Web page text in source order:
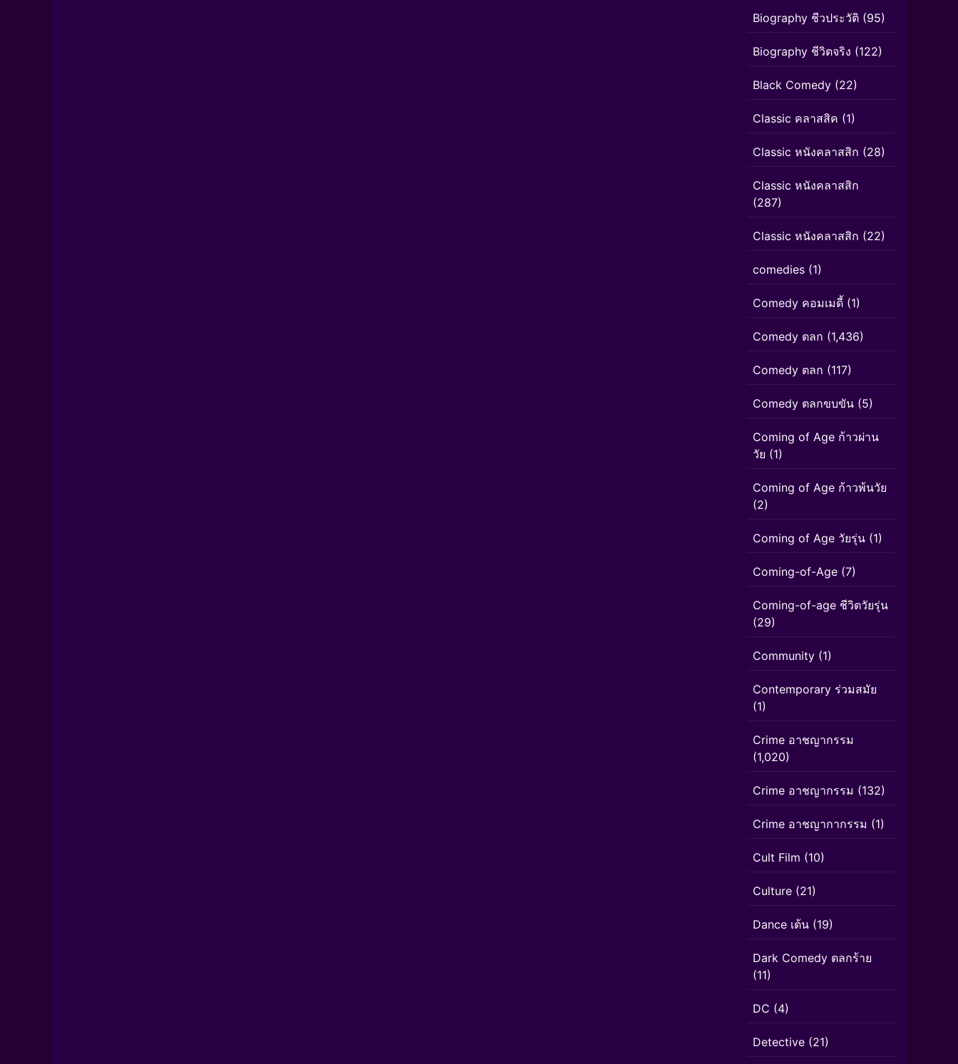
Biography ชีวประวัติ (95)
Biography ชีวิตจริง (122)
Black Comedy (22)
Classic คลาสสิค (1)
Classic หนังคลาสสิก (28)
Classic หนังคลาสสิก
(287)
Classic หนังคลาสสิก (22)
comedies (1)
Comedy คอมเมดี้ (1)
Comedy ตลก (1,436)
Comedy ตลก (117)
Comedy ตลกขบขัน (5)
Coming of Age ก้าวผ่าน
วัย (1)
Coming of Age ก้าวพ้นวัย
(2)
Coming of Age วัยรุ่น (1)
Coming-of-Age (7)
Coming-of-age ชีวิตวัยรุ่น
(29)
Community (1)
Contemporary ร่วมสมัย
(1)
Crime อาชญากรรม
(1,020)
Crime อาชญากรรม (132)
Crime อาชญากากรรม (1)
Cult Film (10)
Culture (21)
Dance เต้น (19)
Dark Comedy ตลกร้าย
(11)
DC (4)
Detective (21)